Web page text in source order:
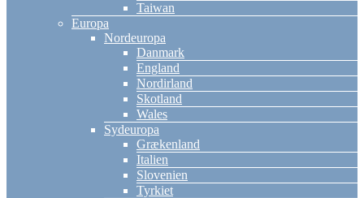
Taiwan
Europa
Nordeuropa
Danmark
England
Nordirland
Skotland
Wales
Sydeuropa
Grækenland
Italien
Slovenien
Tyrkiet